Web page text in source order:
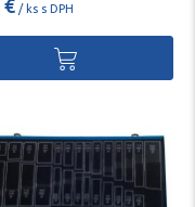
€ / ks s DPH